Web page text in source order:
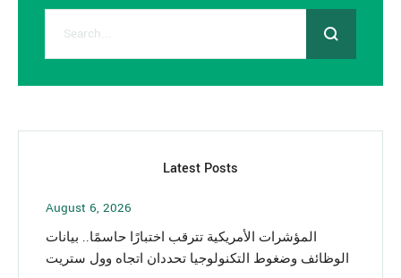
Latest Posts
August 6, 2026
المؤشرات الأمريكية تترقب اختبارًا حاسمًا.. بيانات
الوظائف وضغوط التكنولوجيا تحددان اتجاه وول ستريت